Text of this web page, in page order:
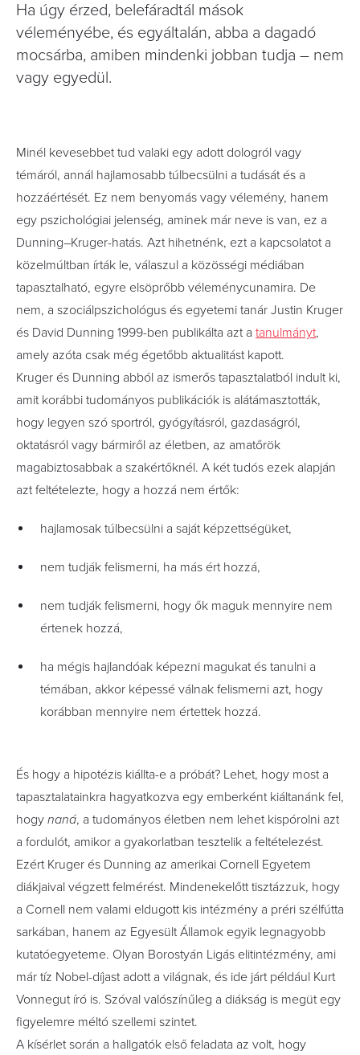
Ha úgy érzed, belefáradtál mások
véleményébe, és egyáltalán, abba a dagadó
mocsárba, amiben mindenki jobban tudja – nem
vagy egyedül.
Minél kevesebbet tud valaki egy adott dologról vagy
témáról, annál hajlamosabb túlbecsülni a tudását és a
hozzáértését. Ez nem benyomás vagy vélemény, hanem
egy pszichológiai jelenség, aminek már neve is van, ez a
Dunning–Kruger-hatás. Azt hihetnénk, ezt a kapcsolatot a
közelmúltban írták le, válaszul a közösségi médiában
tapasztalható, egyre elsöprőbb véleménycunamira. De
nem, a szociálpszichológus és egyetemi tanár Justin Kruger
és David Dunning 1999-ben publikálta azt a tanulmányt,
amely azóta csak még égetőbb aktualitást kapott.
Kruger és Dunning abból az ismerős tapasztalatból indult ki,
amit korábbi tudományos publikációk is alátámasztották,
hogy legyen szó sportról, gyógyításról, gazdaságról,
oktatásról vagy bármiről az életben, az amatőrök
magabiztosabbak a szakértőknél. A két tudós ezek alapján
azt feltételezte, hogy a hozzá nem értők:
hajlamosak túlbecsülni a saját képzettségüket,
nem tudják felismerni, ha más ért hozzá,
nem tudják felismerni, hogy ők maguk mennyire nem
értenek hozzá,
ha mégis hajlandóak képezni magukat és tanulni a
témában, akkor képessé válnak felismerni azt, hogy
korábban mennyire nem értettek hozzá.
És hogy a hipotézis kiállta-e a próbát? Lehet, hogy most a
tapasztalatainkra hagyatkozva egy emberként kiáltanánk fel,
hogy naná, a tudományos életben nem lehet kispórolni azt
a fordulót, amikor a gyakorlatban tesztelik a feltételezést.
Ezért Kruger és Dunning az amerikai Cornell Egyetem
diákjaival végzett felmérést. Mindenekelőtt tisztázzuk, hogy
a Cornell nem valami eldugott kis intézmény a préri szélfútta
sarkában, hanem az Egyesült Államok egyik legnagyobb
kutatóegyeteme. Olyan Borostyán Ligás elitintézmény, ami
már tíz Nobel-díjast adott a világnak, és ide járt például Kurt
Vonnegut író is. Szóval valószínűleg a diákság is megüt egy
figyelemre méltó szellemi szintet.
A kísérlet során a hallgatók első feladata az volt, hogy